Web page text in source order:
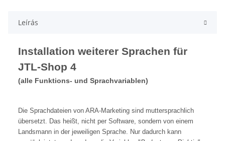
Leírás
Installation weiterer Sprachen für
JTL-Shop 4
(alle Funktions- und Sprachvariablen)
Die Sprachdateien von ARA-Marketing sind muttersprachlich
übersetzt. Das heißt, nicht per Software, sondern von einem
Landsmann in der jeweiligen Sprache. Nur dadurch kann